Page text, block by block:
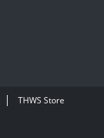
THWS Store